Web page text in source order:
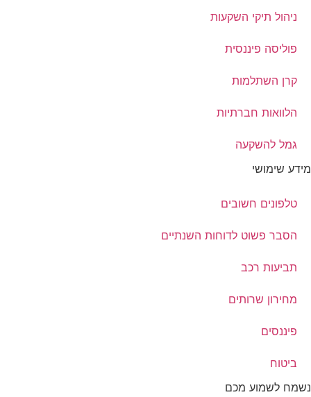
ניהול תיקי השקעות
פוליסה פיננסית
קרן השתלמות
הלוואות חברתיות
גמל להשקעה
מידע שימושי
טלפונים חשובים
הסבר פשוט לדוחות השנתיים
תביעות רכב
מחירון שרותים
פיננסים
ביטוח
נשמח לשמוע מכם